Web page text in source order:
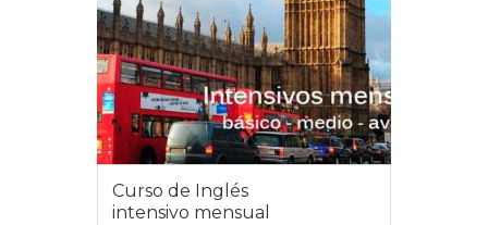
Curso de Inglés
intensivo mensual